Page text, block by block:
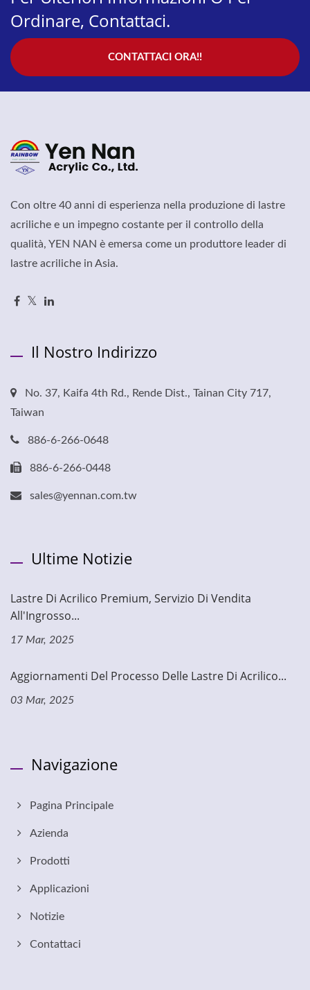
Ordinare, Contattaci.
CONTATTACI ORA!!
Con oltre 40 anni di esperienza nella produzione di lastre
acriliche e un impegno costante per il controllo della
qualità, YEN NAN è emersa come un produttore leader di
lastre acriliche in Asia.
Il Nostro Indirizzo
No. 37, Kaifa 4th Rd., Rende Dist., Tainan City 717,
Taiwan
886-6-266-0648
886-6-266-0448
sales@yennan.com.tw
Ultime Notizie
Lastre Di Acrilico Premium, Servizio Di Vendita
All'Ingrosso...
17 Mar, 2025
Aggiornamenti Del Processo Delle Lastre Di Acrilico...
03 Mar, 2025
Navigazione
Pagina Principale
Azienda
Prodotti
Applicazioni
Notizie
Contattaci